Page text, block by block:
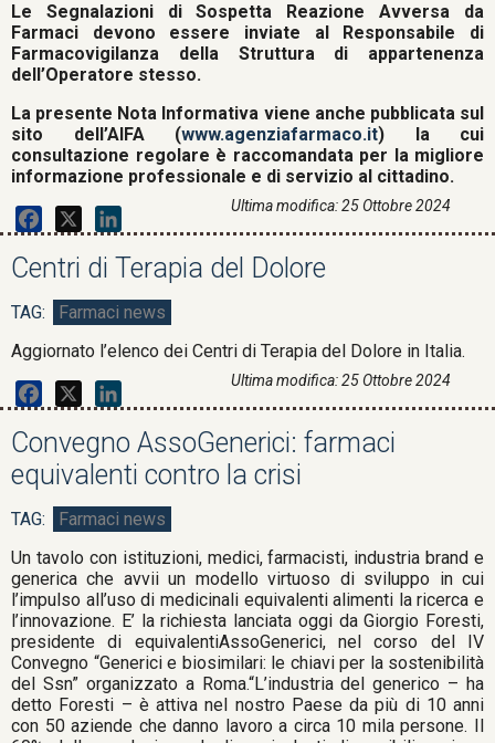
Ultima modifica: 25 Ottobre 2024
Le Segnalazioni di Sospetta Reazione Avversa da
Farmaci devono essere inviate al Responsabile di
Farmacovigilanza della Struttura di appartenenza
dell’Operatore stesso.
La presente Nota Informativa viene anche pubblicata sul
sito dell’AIFA (www.agenziafarmaco.it) la cui
consultazione regolare è raccomandata per la migliore
informazione professionale e di servizio al cittadino.
Centri di Terapia del Dolore
Ultima modifica: 25 Ottobre 2024
Farmaci news
Aggiornato l’elenco dei Centri di Terapia del Dolore in Italia.
Convegno AssoGenerici: farmaci
equivalenti contro la crisi
Farmaci news
Un tavolo con istituzioni, medici, farmacisti, industria brand e
generica che avvii un modello virtuoso di sviluppo in cui
l’impulso all’uso di medicinali equivalenti alimenti la ricerca e
l’innovazione. E’ la richiesta lanciata oggi da Giorgio Foresti,
presidente di equivalentiAssoGenerici, nel corso del IV
Convegno “Generici e biosimilari: le chiavi per la sostenibilità
del Ssn” organizzato a Roma.“L’industria del generico – ha
detto Foresti – è attiva nel nostro Paese da più di 10 anni
con 50 aziende che danno lavoro a circa 10 mila persone. Il